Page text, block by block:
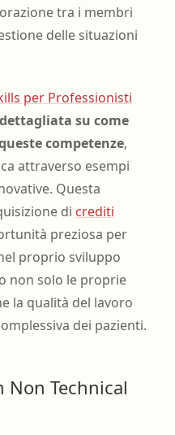
tra i membri
delle situazioni
per Professionisti
su come
competenze,
attraverso esempi
Questa
di crediti
preziosa per
proprio sviluppo
non solo le proprie
la qualità del lavoro
dei pazienti.
Non Technical